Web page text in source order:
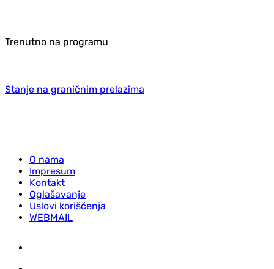
Trenutno na programu
Stanje na graničnim prelazima
O nama
Impresum
Kontakt
Oglašavanje
Uslovi korišćenja
WEBMAIL